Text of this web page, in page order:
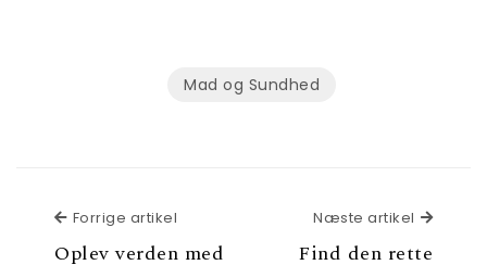
Mad og Sundhed
Forrige artikel
Oplev verden med
Næste artikel Næste
Find den rette